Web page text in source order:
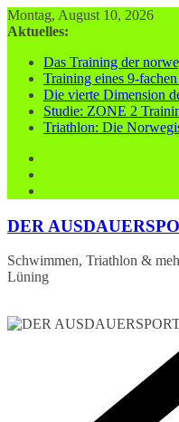
Zum
Inhalt
Montag, August 10, 2026
Aktuelles:
Das Training der
Training eines 9-
Die vierte Dimension
Studie: ZONE 2
Triathlon: Die
DER
Schwimmen, Triathlon &
Lüning